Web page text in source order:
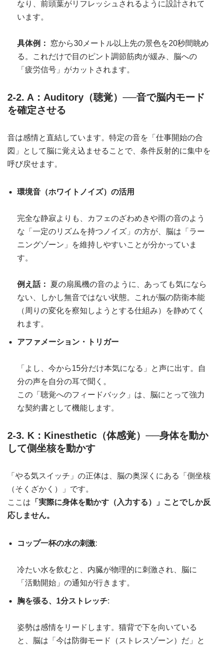
なり、前頭葉がリフレッシュされるように設計されて
います。
具体例：
窓から30メートル以上先の景色を20秒間眺め
る。これだけで目のピント調節筋肉が緩み、脳への
「疲労信号」がカットされます。
2-2. A：Auditory（聴覚）──音で脳内モード
を確定させる
音は感情と直結しています。特定の音を「仕事開始の合
図」として脳に覚え込ませることで、条件反射的に集中を
呼び戻せます。
環境音（ホワイトノイズ）の活用
完全な静寂よりも、カフェのざわめきや雨の音のよう
な「一定のリズムを持つノイズ」の方が、脳は「ラー
ニングゾーン」を維持しやすいことが分かっていま
す。
例え話：
夏の扇風機の音のように、あっても気になら
ない、しかし無音ではない状態。これが脳の防衛本能
（周りの変化を察知しようとする仕組み）を静めてく
れます。
アファメーション・トリガー
「よし、今から15分だけ本気になる」と声に出す。自
分の声を自分の耳で聞く。
この「聴覚へのフィードバック」は、脳にとって強力
な契約書として機能します。
2-3. K：Kinesthetic（体感覚）──身体を動か
して側坐核を動かす
「やる気スイッチ」の正体は、脳の奥深くにある「側坐核
（そくざかく）」です。
ここは 「実際に身体を動かす（入力する）」ことでしか反
応しません。
コップ一杯の水の刺激:
冷たい水を飲むと、内臓が物理的に刺激され、脳に
「活動開始」の通知が行きます。
胸を張る、1分ストレッチ:
姿勢は感情をリードします。猫背で下を向いている
と、脳は「今は防御モード（ストレスゾーン）だ」と